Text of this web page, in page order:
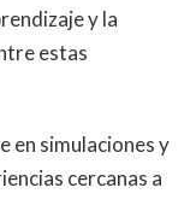
y la
estas
en simulaciones y
cercanas a